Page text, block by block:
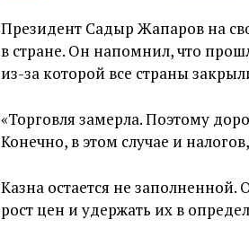
Президент Садыр Жапаров на
в стране. Он напомнил, что
из-за которой все страны
«Торговля замерла. Поэтому
Конечно, в этом случае и
Казна остается не
рост цен и удержать их в